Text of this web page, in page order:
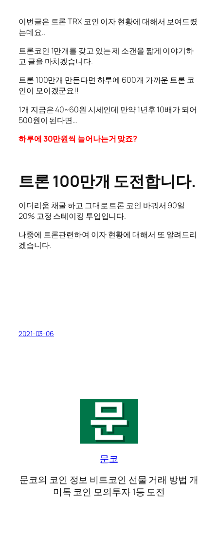
이번글은 트론 TRX 코인 이자 현황에 대해서 보여드렸
는데요..
트론코인 1만개를 갖고 있는 제 소갠을 짧게 이야기하
고 글을 마치겠습니다.
트론 100만개 만든다면 하루에 600개 가까운 트론 코
인이 모이겠군요!!
1개 지금은 40~60원 시세인데 만약 1년후 10배가 되어
500원이 된다면…
하루에 30만원씩 늘어나는거 맞죠?
트론 100만개 도전합니다.
이더리움 채굴 하고 그대로 트론 코인 바꿔서 90일
20% 고정 스테이킹 투입입니다.
나중에 트론관련하여 이자 현황에 대해서 또 알려드리
겠습니다.
2021-03-06
문코
문코의 코인 정보 비트코인 선물 거래 방법 개
미톡 코인 모의투자 1등 도전